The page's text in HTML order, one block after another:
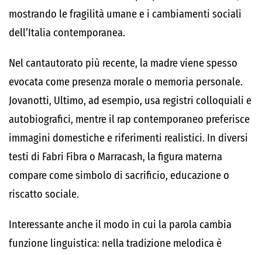
mostrando le fragilità umane e i cambiamenti sociali
dell’Italia contemporanea.
Nel cantautorato più recente, la madre viene spesso
evocata come presenza morale o memoria personale.
Jovanotti, Ultimo, ad esempio, usa registri colloquiali e
autobiografici, mentre il rap contemporaneo preferisce
immagini domestiche e riferimenti realistici. In diversi
testi di Fabri Fibra o Marracash, la figura materna
compare come simbolo di sacrificio, educazione o
riscatto sociale.
Interessante anche il modo in cui la parola cambia
funzione linguistica: nella tradizione melodica è